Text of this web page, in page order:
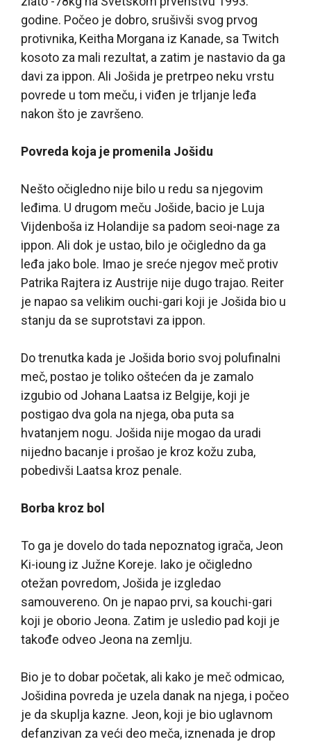
godine. Počeo je dobro, srušivši svog prvog
protivnika, Keitha Morgana iz Kanade, sa Twitch
kosoto za mali rezultat, a zatim je nastavio da ga
davi za ippon. Ali Jošida je pretrpeo neku vrstu
povrede u tom meču, i viđen je trljanje leđa
nakon što je završeno.
Povreda koja je promenila Jošidu
Nešto očigledno nije bilo u redu sa njegovim
leđima. U drugom meču Jošide, bacio je Luja
Vijdenboša iz Holandije sa padom seoi-nage za
ippon. Ali dok je ustao, bilo je očigledno da ga
leđa jako bole. Imao je sreće njegov meč protiv
Patrika Rajtera iz Austrije nije dugo trajao. Reiter
je napao sa velikim ouchi-gari koji je Jošida bio u
stanju da se suprotstavi za ippon.
Do trenutka kada je Jošida borio svoj polufinalni
meč, postao je toliko oštećen da je zamalo
izgubio od Johana Laatsa iz Belgije, koji je
postigao dva gola na njega, oba puta sa
hvatanjem nogu. Jošida nije mogao da uradi
nijedno bacanje i prošao je kroz kožu zuba,
pobedivši Laatsa kroz penale.
Borba kroz bol
To ga je dovelo do tada nepoznatog igrača, Jeon
Ki-ioung iz Južne Koreje. Iako je očigledno
otežan povredom, Jošida je izgledao
samouvereno. On je napao prvi, sa kouchi-gari
koji je oborio Jeona. Zatim je usledio pad koji je
takođe odveo Jeona na zemlju.
Bio je to dobar početak, ali kako je meč odmicao,
Jošidina povreda je uzela danak na njega, i počeo
je da skuplja kazne. Jeon, koji je bio uglavnom
defanzivan za veći deo meča, iznenada je drop